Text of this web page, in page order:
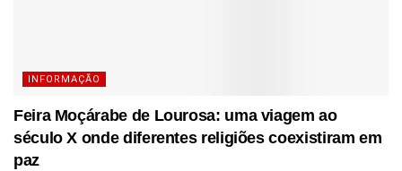
INFORMAÇÃO
Feira Moçárabe de Lourosa: uma viagem ao
século X onde diferentes religiões coexistiram em
paz